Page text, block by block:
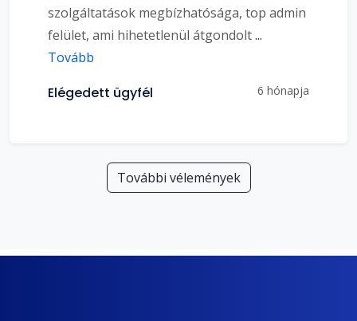
szolgáltatások megbízhatósága, top admin
felület, ami hihetetlenül átgondolt...
Tovább
Elégedett ügyfél 6 hónapja
További vélemények